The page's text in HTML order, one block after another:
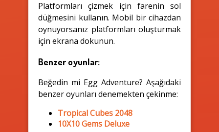
Platformları çizmek için farenin sol
düğmesini kullanın. Mobil bir cihazdan
oynuyorsanız platformları oluşturmak
için ekrana dokunun.
Benzer oyunlar:
Beğedin mi Egg Adventure? Aşağıdaki
benzer oyunları denemekten çekinme:
Tropical Cubes 2048
10X10 Gems Deluxe